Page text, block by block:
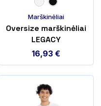
Marškinėliai
Oversize marškinėliai
LEGACY
16,93 €